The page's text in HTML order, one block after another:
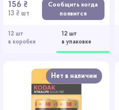
12 шт
в коробке
12 шт
в упаковке
156 ₴
13 ₴ шт
Сообщить когда
появится
Нет в наличии